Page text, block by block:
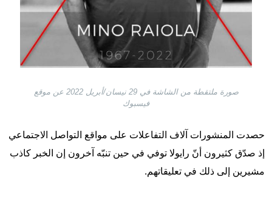
صورة ملتقطة من الشاشة في 29 نيسان/أبريل 2022 عن موقع
فيسبوك
حصدت المنشورات آلاف التفاعلات على مواقع التواصل الاجتماعي
إذ صدّق كثيرون أنّ رايولا توفي في حين تنبّه آخرون إن الخبر كاذب
مشيرين إلى ذلك في تعليقاتهم.